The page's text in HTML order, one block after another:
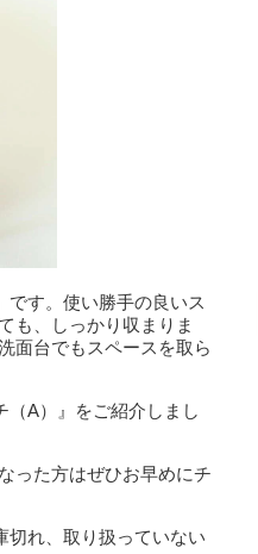
です。使い勝手の良いス
も、しっかり収まりま
面台でもスペースを取ら
（A）』をご紹介しまし
った方はぜひお早めにチ
れ、取り扱っていない